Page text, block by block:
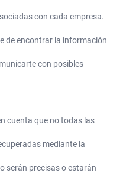
con cada empresa.
de encontrar la información
con posibles
cuenta que no todas las
mediante la
serán precisas o estarán